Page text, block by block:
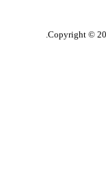
Copyright ©